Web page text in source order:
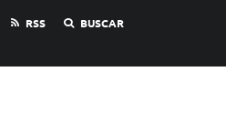
RSS BUSCAR